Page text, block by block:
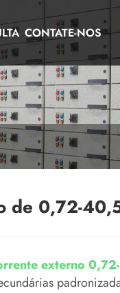
CONTATE-NOS
de 0,72-
externo